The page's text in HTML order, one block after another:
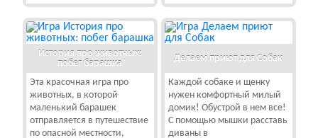
История про животных:
побег барашка
Эта красочная игра про
животных, в которой
маленький барашек
отправляется в путешествие
по опасной местности,
Делаем приют для Собак
Каждой собаке и щенку
нужен комфортный милый
домик! Обустрой в нем все!
С помощью мышки расставь
диваны в